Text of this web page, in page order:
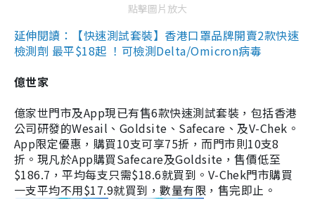
點擊圖片放大
延伸閱讀：【快速測試套裝】香港口罩品牌開賣2款快速
檢測劑 最平$18起 ！可檢測Delta/Omicron病毒
億世家
億家世門市及App現已有售6款快速測試套裝，包括香港
公司研發的Wesail、Goldsite、Safecare、及V-Chek。
App限定優惠，購買10支可享75折，而門市則10支8
折。現凡於App購買Safecare及Goldsite，售價低至
$186.7，平均每支只需$18.6就買到。V-Chek門市購買
一支平均不用$17.9就買到，數量有限，售完即止。